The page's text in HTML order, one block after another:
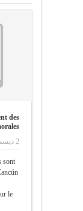
des
2 ديسمبر,2010
sont
le